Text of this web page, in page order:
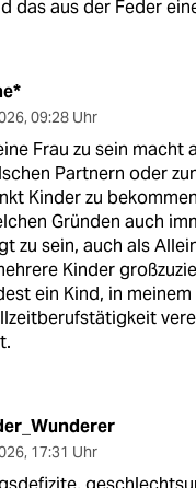
das aus der Feder
, 09:28 Uhr
Frau zu sein macht
Partnern oder
Kinder zu
Gründen auch
zu sein, auch als
Kinder
ein Kind, in
, 17:31 Uhr